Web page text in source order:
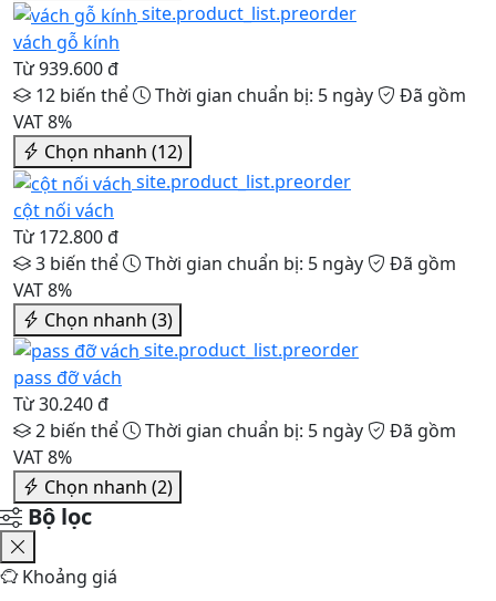
site.product_list.preorder
vách gỗ kính
Từ 939.600 đ
12 biến thể
Thời gian chuẩn bị: 5 ngày
Đã gồm
VAT 8%
Chọn nhanh (12)
site.product_list.preorder
cột nối vách
Từ 172.800 đ
3 biến thể
Thời gian chuẩn bị: 5 ngày
Đã gồm
VAT 8%
Chọn nhanh (3)
site.product_list.preorder
pass đỡ vách
Từ 30.240 đ
2 biến thể
Thời gian chuẩn bị: 5 ngày
Đã gồm
VAT 8%
Chọn nhanh (2)
Bộ lọc
Khoảng giá